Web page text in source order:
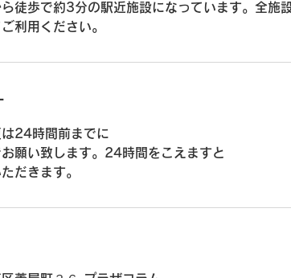
徒歩で約3分の駅近施設になっています。全施
利用ください。
24時間前までに
願い致します。24時間をこえますと
だきます。